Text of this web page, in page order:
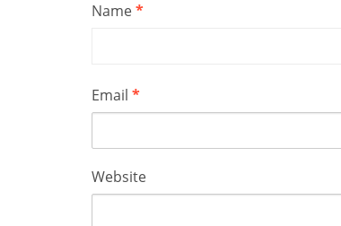
Name*
Email *
Website